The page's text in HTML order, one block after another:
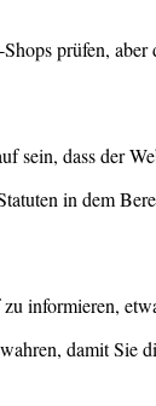
prüfen, aber
dass der
in dem
informieren,
damit Sie